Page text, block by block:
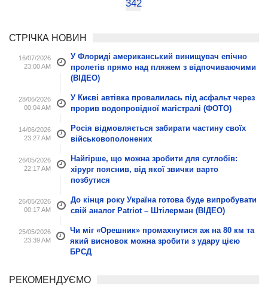
342
СТРІЧКА НОВИН
16/07/2026
23:00 AM
У Флориді американський винищувач епічно
пролетів прямо над пляжем з відпочиваючими
(ВІДЕО)
28/06/2026
00:04 AM
У Києві автівка провалилась під асфальт через
прорив водопровідної магістралі (ФОТО)
14/06/2026
23:27 AM
Росія відмовляється забирати частину своїх
військовополонених
26/05/2026
22:17 AM
Найгірше, що можна зробити для суглобів:
хірург пояснив, від якої звички варто
позбутися
26/05/2026
00:17 AM
До кінця року Україна готова буде випробувати
свій аналог Patriot – Штілерман (ВІДЕО)
25/05/2026
23:39 AM
Чи міг «Орешник» промахнутися аж на 80 км та
який висновок можна зробити з удару цією
БРСД
РЕКОМЕНДУЄМО